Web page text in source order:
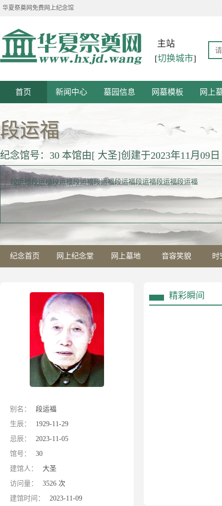
华夏祭奠网免费网上纪念馆
主站
[切换城市]
首页 新闻中心 墓园信息 网墓模板 网上
段运福
纪念馆号：30 本馆由[ 大圣]创建于2023年11月09日
段运福段运福段运福段运福段运福段运福段运福段运福段运福
纪念首页 网上纪念堂 网上墓地 音容笑貌 时
别名：
段运福
生辰：
1929-11-29
忌辰：
2023-11-05
馆号：
30
建馆人：
大圣
访问量：
3526 次
建馆时间：
2023-11-09
精彩瞬间